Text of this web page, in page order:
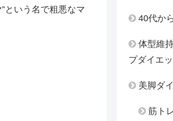
という名で粗悪なマ
40代か
体型維
プダイエ
美脚ダ
筋ト